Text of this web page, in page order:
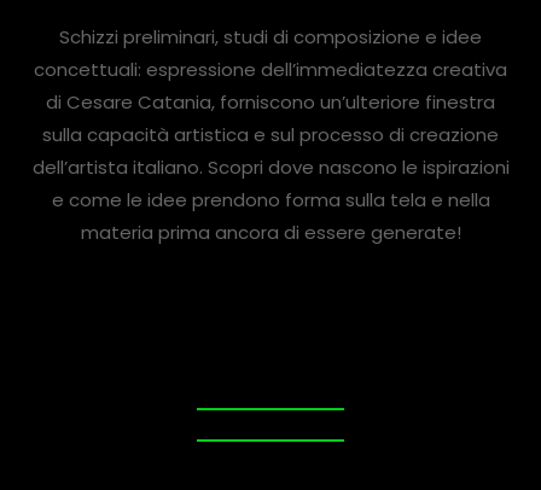
Schizzi preliminari, studi di composizione e idee
concettuali: espressione dell’immediatezza creativa
di Cesare Catania, forniscono un’ulteriore finestra
sulla capacità artistica e sul processo di creazione
dell’artista italiano. Scopri dove nascono le ispirazioni
e come le idee prendono forma sulla tela e nella
materia prima ancora di essere generate!